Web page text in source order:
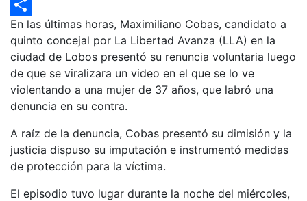
Email
Compartir
En las últimas horas, Maximiliano Cobas, candidato a
quinto concejal por La Libertad Avanza (LLA) en la
ciudad de Lobos presentó su renuncia voluntaria luego
de que se viralizara un video en el que se lo ve
violentando a una mujer de 37 años, que labró una
denuncia en su contra.
A raíz de la denuncia, Cobas presentó su dimisión y la
justicia dispuso su imputación e instrumentó medidas
de protección para la víctima.
El episodio tuvo lugar durante la noche del miércoles,